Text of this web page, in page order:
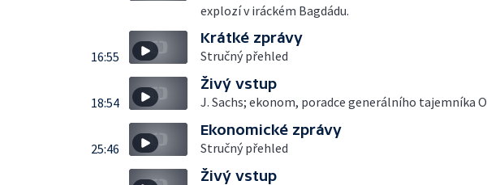
explozí v iráckém Bagdádu.
16:55
Krátké zprávy
Stručný přehled
18:54
Živý vstup
J. Sachs; ekonom, poradce generálního tajemníka
25:46
Ekonomické zprávy
Stručný přehled
Živý vstup